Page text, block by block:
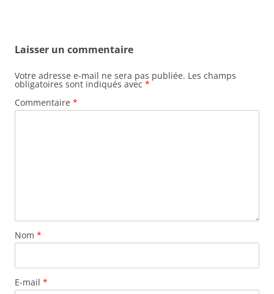
Laisser un commentaire
Votre adresse e-mail ne sera pas publiée. Les champs
obligatoires sont indiqués avec *
Commentaire *
Nom *
E-mail *